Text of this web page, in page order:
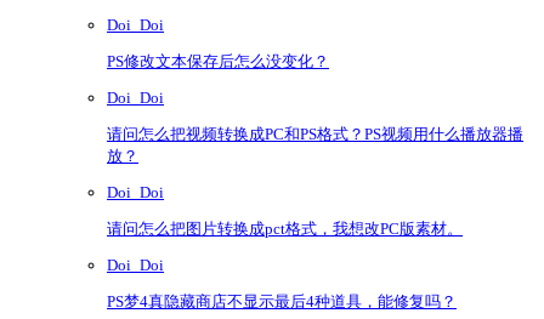
Doi_Doi
PS修改文本保存后怎么没变化？
Doi_Doi
请问怎么把视频转换成PC和PS格式？PS视频用什么播放器播
放？
Doi_Doi
请问怎么把图片转换成pct格式，我想改PC版素材。
Doi_Doi
PS梦4真隐藏商店不显示最后4种道具，能修复吗？